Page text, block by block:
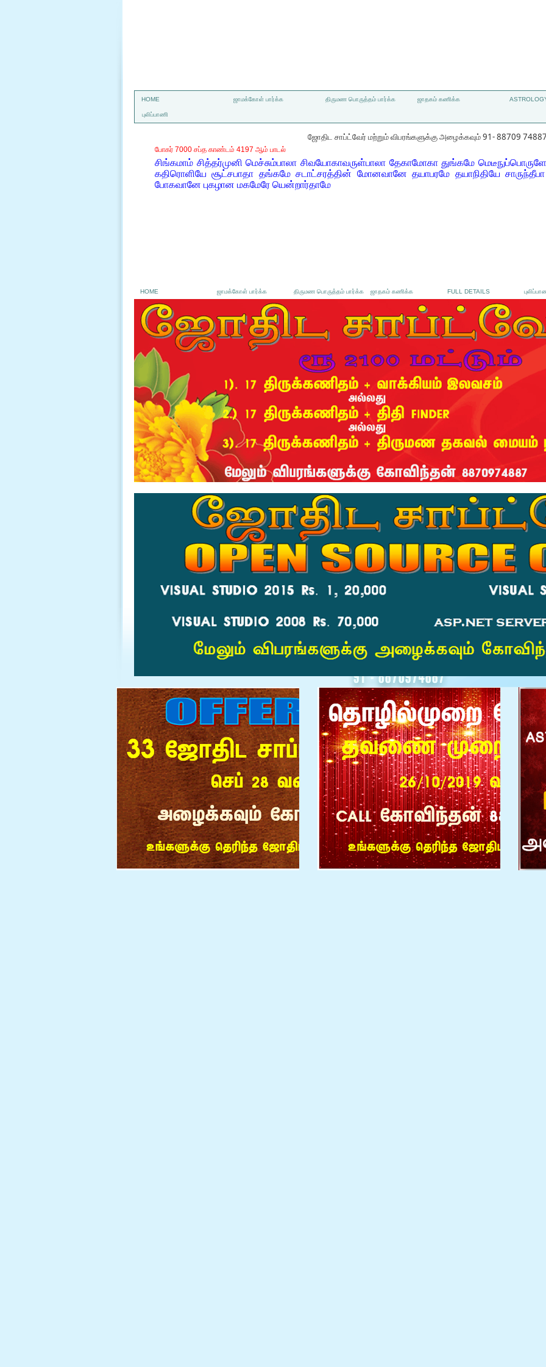
HOME ஜாமக்கோள் பார்க்க திருமண பொருத்தம் பார்க்க ஜாதகம் கணிக்க
புலிப்பாணி
ஜோதிட சாப்ட்வேர் மற்றும் விபரங்களுக்கு அழைக்கவும் 91- 88709
போகர் 7000 சப்த காண்டம் 4197 ஆம் பாடல்
சிங்கமாம் சித்தர்முனி மெச்சும்பாலா சிவயோகாவருள்பாலா தேகாமோகா துங்கமே
கதிரொளியே சூட்சபாதா தங்கமே சடாட்சரத்தின் மோனவானே தயாபரமே தயாநிதியே சாருந்தீபா
போகவானே புகழான மகமேரே யென்றார்தாமே
HOME ஜாமக்கோள் பார்க்க திருமண பொருத்தம் பார்க்க ஜாதகம் கணிக்க FULL DETAILS